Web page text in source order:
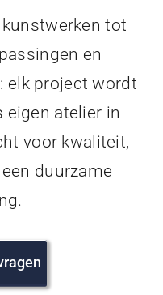
tot
en
elk project wordt
eigen atelier in
voor kwaliteit,
duurzame